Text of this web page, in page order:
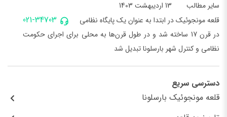
سایر مطالب 13 اردیبهشت 1403
021-34703
قلعه مونجوئیک در ابتدا به عنوان یک پایگاه نظامی
در قرن 17 ساخته شد و در طول قرن‌ها به محلی برای اجرای حکومت
نظامی و کنترل شهر بارسلونا تبدیل شد
دسترسی سریع
قلعه مونجوئیک بارسلونا